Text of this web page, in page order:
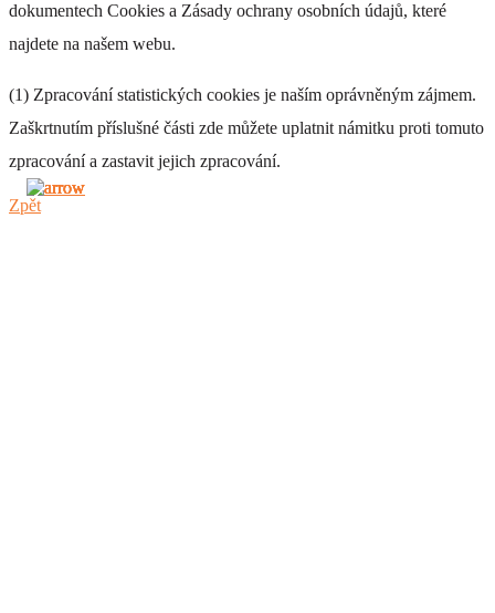
dokumentech Cookies a Zásady ochrany osobních údajů, které
najdete na našem webu.
(1) Zpracování statistických cookies je naším oprávněným zájmem.
Zaškrtnutím příslušné části zde můžete uplatnit námitku proti tomuto
zpracování a zastavit jejich zpracování.
Zpět